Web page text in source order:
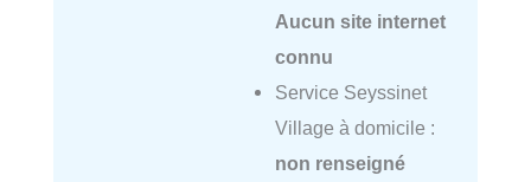
Aucun site internet
connu
Service Seyssinet
Village à domicile :
non renseigné